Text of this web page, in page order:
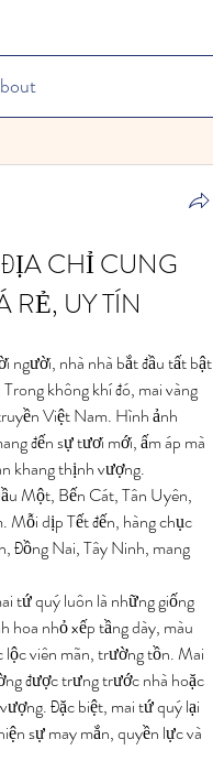
CHỈ CUNG
RẺ, UY TÍN
người, nhà nhà bắt đầu tất bật
Trong không khí đó, mai vàng
Việt Nam. Hình ảnh
đến sự tươi mới, ấm áp mà
khang thịnh vượng.
Một, Bến Cát, Tân Uyên,
Mỗi dịp Tết đến, hàng chục
Đồng Nai, Tây Ninh, mang
tứ quý luôn là những giống
hoa nhỏ xếp tầng dày, màu
viên mãn, trường tồn. Mai
được trưng trước nhà hoặc
Đặc biệt, mai tứ quý lại
sự may mắn, quyền lực và